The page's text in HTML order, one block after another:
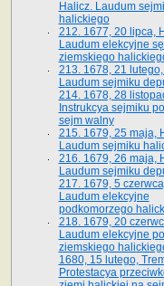
Halicz. Laudum
halickiego
212. 1677, 20 lipca,
Laudum elekcyjne
ziemskiego
213. 1678, 21
Laudum sejmiku
214. 1678, 28
Instrukcya sejmiku
sejm walny
215. 1679, 25 maja,
Laudum sejmiku
216. 1679, 26 maja,
Laudum sejmiku
217. 1679, 5
Laudum elekcyjne
podkomorzego
218. 1679, 20
Laudum elekcyjne
ziemskiego
1680, 15 lutego,
Protestacya